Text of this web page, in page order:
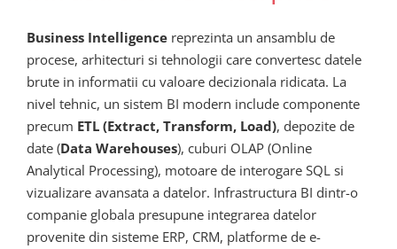
Business Intelligence reprezinta un ansamblu de
procese, arhitecturi si tehnologii care convertesc datele
brute in informatii cu valoare decizionala ridicata. La
nivel tehnic, un sistem BI modern include componente
precum ETL (Extract, Transform, Load), depozite de
date (Data Warehouses), cuburi OLAP (Online
Analytical Processing), motoare de interogare SQL si
vizualizare avansata a datelor. Infrastructura BI dintr-o
companie globala presupune integrarea datelor
provenite din sisteme ERP, CRM, platforme de e-